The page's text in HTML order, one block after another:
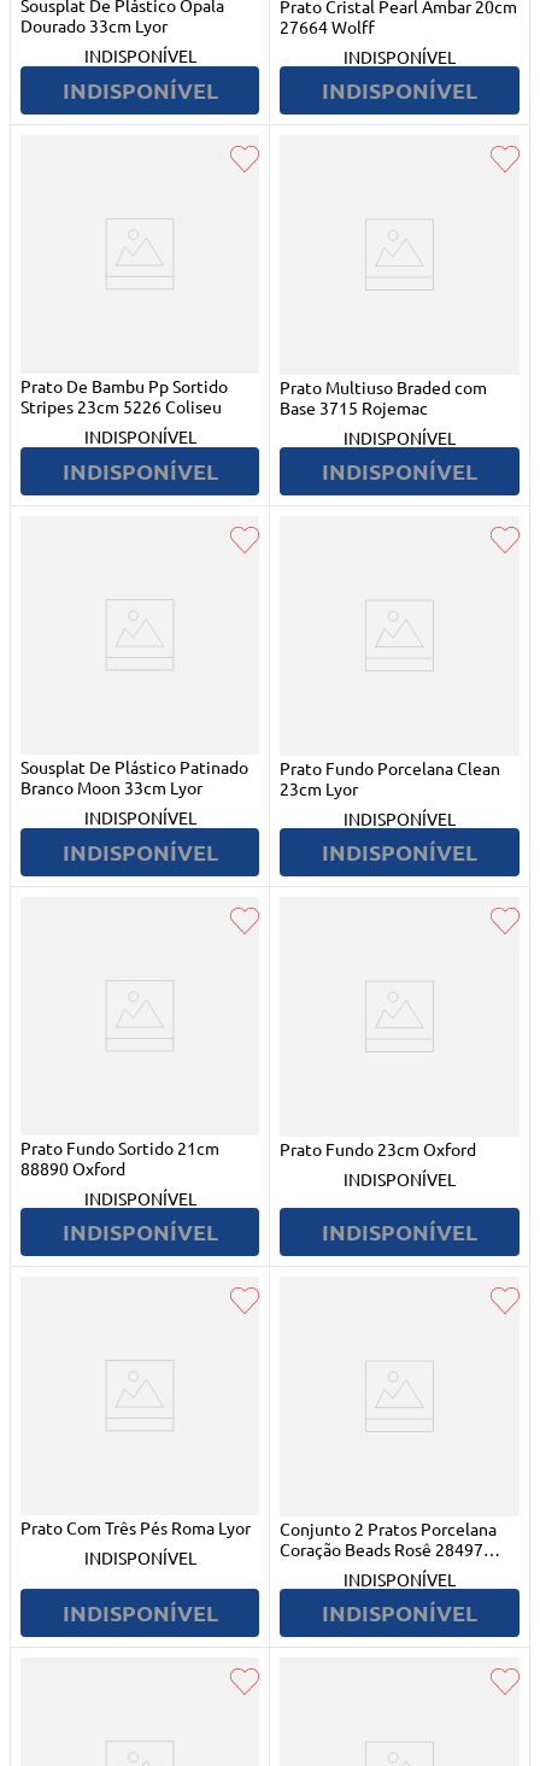
Sousplat De Plástico Opala
Dourado 33cm Lyor
INDISPONÍVEL
INDISPONÍVEL
Prato Cristal Pearl Âmbar 20cm
27664 Wolff
INDISPONÍVEL
INDISPONÍVEL
Prato De Bambu Pp Sortido
Stripes 23cm 5226 Coliseu
INDISPONÍVEL
INDISPONÍVEL
Prato Multiuso Braded com
Base 3715 Rojemac
INDISPONÍVEL
INDISPONÍVEL
Sousplat De Plástico Patinado
Branco Moon 33cm Lyor
INDISPONÍVEL
INDISPONÍVEL
Prato Fundo Porcelana Clean
23cm Lyor
INDISPONÍVEL
INDISPONÍVEL
Prato Fundo Sortido 21cm
88890 Oxford
INDISPONÍVEL
INDISPONÍVEL
Prato Fundo 23cm Oxford
INDISPONÍVEL
INDISPONÍVEL
Prato Com Três Pés Roma Lyor
INDISPONÍVEL
INDISPONÍVEL
Conjunto 2 Pratos Porcelana
Coração Beads Rosê 28497
Bom GourmetINDISPONÍVEL
INDISPONÍVEL